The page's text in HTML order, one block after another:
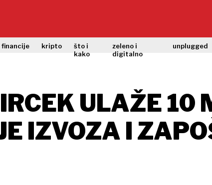
financije kripto
što i
kako
zeleno i
digitalno
unplugged
ULAŽE 10
IZVOZA I